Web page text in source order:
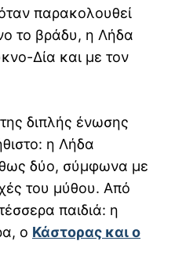
παρακολουθεί
το βράδυ, η Λήδα
Δία και με τον
διπλής ένωσης
η Λήδα
δύο, σύμφωνα με
του μύθου. Από
παιδιά: η
ο Κάστορας και ο